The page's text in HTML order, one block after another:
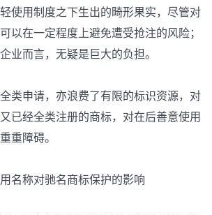
使用制度之下生出的畸形果实，尽管对
以在一定程度上避免遭受抢注的风险；
业而言，无疑是巨大的负担。
申请，亦浪费了有限的标识资源，对
已经全类注册的商标，对在后善意使用
重障碍。
称对驰名商标保护的影响